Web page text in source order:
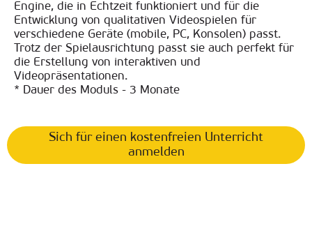
Engine, die in Echtzeit funktioniert und für die
Entwicklung von qualitativen Videospielen für
verschiedene Geräte (mobile, PC, Konsolen) passt.
Trotz der Spielausrichtung passt sie auch perfekt für
die Erstellung von interaktiven und
Videopräsentationen.
* Dauer des Moduls - 3 Monate
Sich für einen kostenfreien Unterricht
anmelden